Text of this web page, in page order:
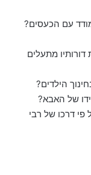
עם הכעסים?
מתעלים
הילדים?
של האבא?
פי דרכו של רבי